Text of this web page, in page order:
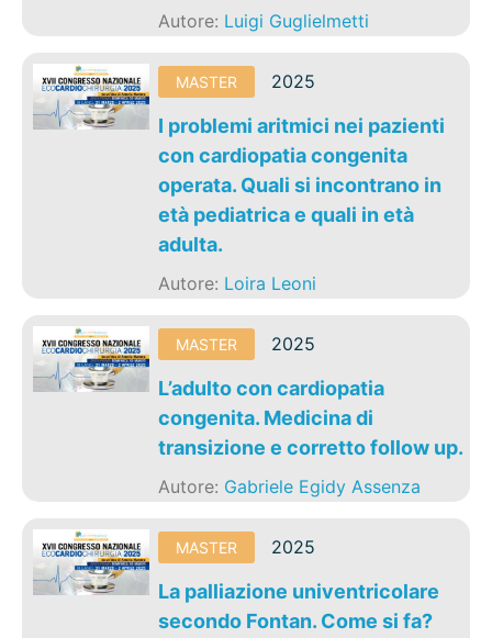
Autore: Luigi Guglielmetti
MASTER 2025
I problemi aritmici nei pazienti
con cardiopatia congenita
operata. Quali si incontrano in
età pediatrica e quali in età
adulta.
Autore: Loira Leoni
MASTER 2025
L’adulto con cardiopatia
congenita. Medicina di
transizione e corretto follow up.
Autore: Gabriele Egidy Assenza
MASTER 2025
La palliazione univentricolare
secondo Fontan. Come si fa?